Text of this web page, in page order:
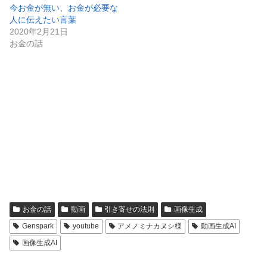
今お金が無い、お金が必要な
人に伝えたい言葉
2020年2月21日
お金の話
お金の話 動画 引き寄せの法則
画像生成
Genspark
youtube アメノミナカヌシ様
動画生成AI
画像生成AI